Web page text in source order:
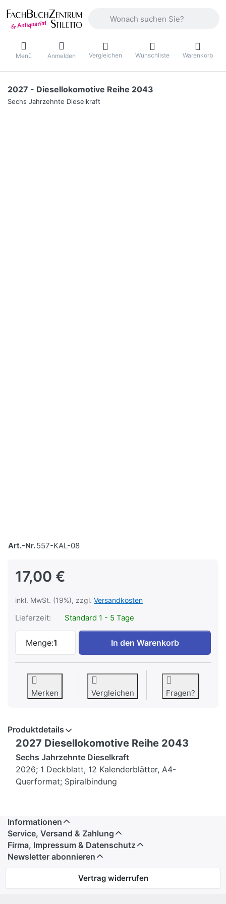
Menü Anmelden Vergleichen Wunschliste Warenkorb
2027 - Diesellokomotive Reihe 2043
Sechs Jahrzehnte Dieselkraft
Art.-Nr.557-KAL-08
17,00 €
inkl. MwSt. (19%), zzgl. Versandkosten
Lieferzeit: Standard 1 - 5 Tage
Menge:1
2027 - Diesellokomotive Reihe 2043 zu
In den Warenkorb
Merken Vergleichen Fragen?
Produktdetails
2027 Diesellokomotive Reihe 2043
Sechs Jahrzehnte Dieselkraft
2026; 1 Deckblatt, 12 Kalenderblätter, A4-
Querformat; Spiralbindung
Informationen
Service, Versand & Zahlung
Firma, Impressum & Datenschutz
Newsletter abonnieren
Vertrag widerrufen